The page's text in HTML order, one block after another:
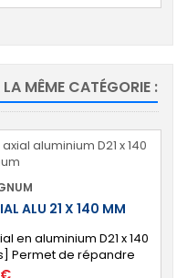
MÊME CATÉGORIE :
ALU 21 X 140 MM
en aluminium D21 x 140
Permet de répandre
les fibres lors